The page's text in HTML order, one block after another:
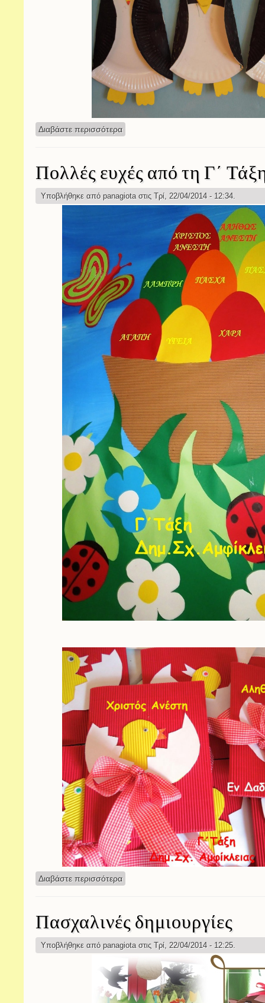
Διαβάστε περισσότερα
Πολλές ευχές από τη Γ΄
Υποβλήθηκε από panagiotaστις Τρί, 22/04/2014 - 12:34.
Διαβάστε περισσότερα
Πασχαλινές δημιουργίες
Υποβλήθηκε από panagiota στις Τρί, 22/04/2014 - 12:25.